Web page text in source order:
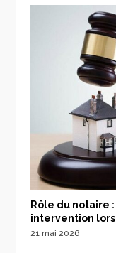
Rôle du notaire
intervention
21 mai 2026